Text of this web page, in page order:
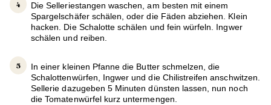
Die Selleriestangen waschen, am besten mit einem
Spargelschäfer schälen, oder die Fäden abziehen. Klein
hacken. Die Schalotte schälen und fein würfeln. Ingwer
schälen und reiben.
In einer kleinen Pfanne die Butter schmelzen, die
Schalottenwürfen, Ingwer und die Chilistreifen anschwitzen.
Sellerie dazugeben 5 Minuten dünsten lassen, nun noch
die Tomatenwürfel kurz untermengen.